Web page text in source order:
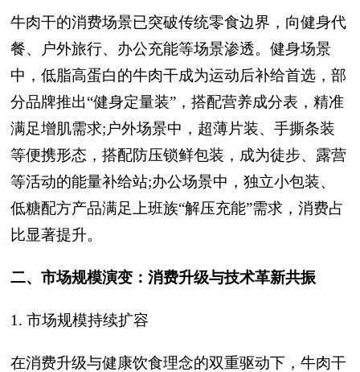
牛肉干的消费场景已突破传统零食边界，向健身代
餐、户外旅行、办公充能等场景渗透。健身场景
中，低脂高蛋白的牛肉干成为运动后补给首选，部
分品牌推出“健身定量装”，搭配营养成分表，精准
满足增肌需求;户外场景中，超薄片装、手撕条装
等便携形态，搭配防压锁鲜包装，成为徒步、露营
等活动的能量补给站;办公场景中，独立小包装、
低糖配方产品满足上班族“解压充能”需求，消费占
比显著提升。
二、市场规模演变：消费升级与技术革新共振
1. 市场规模持续扩容
在消费升级与健康饮食理念的双重驱动下，牛肉干